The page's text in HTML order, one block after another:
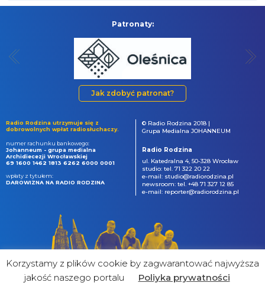
Patronaty:
Jak zdobyć patronat?
Radio Rodzina utrzymuje się z
dobrowolnych wpłat radiosłuchaczy.
numer rachunku bankowego:
Johanneum - grupa medialna
Archidiecezji Wrocławskiej
69 1600 1462 1813 6262 6000 0001
wpłaty z tytułem:
DAROWIZNA NA RADIO RODZINA
© Radio Rodzina 2018 |
Grupa Medialna JOHANNEUM
Radio Rodzina
ul. Katedralna 4, 50-328 Wrocław
studio: tel. 71 322 20 22
e-mail: studio@radiorodzina.pl
newsroom: tel. +48 71 327 12 85
e-mail: reporter@radiorodzina.pl
Korzystamy z plików cookie by zagwarantować najwyższa
jakość naszego portalu
Poliyka prywatności